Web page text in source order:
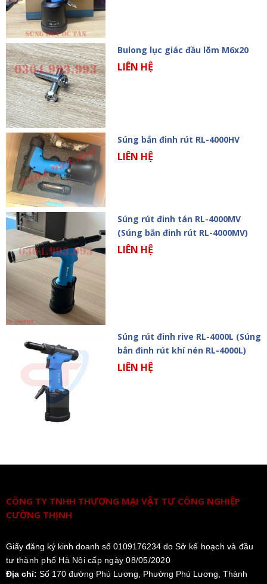
Bulong lục giác đầu lõm M6x20
LIÊN HỆ
Súng bắn đinh rút RL-4000HV
LIÊN HỆ
Súng rút đinh tán RL-4000MV
(Súng bắn đinh rút RL-4000MV)
LIÊN HỆ
Súng rút đinh rive RL-4000L (Súng
bắn đinh rút khí nén RL-4000L)
LIÊN HỆ
CÔNG TY TNHH THƯƠNG MẠI VẬT TƯ CÔNG NGHIỆP
CƯỜNG THỊNH
Giấy đăng ký kinh doanh số 0109176234 do Sở kế hoạch và đầu
tư thành phố Hà Nội cấp ngày 08/05/2020
Địa chỉ: Số 170 đường Phú Lương, Phường Phú Lương, Thành